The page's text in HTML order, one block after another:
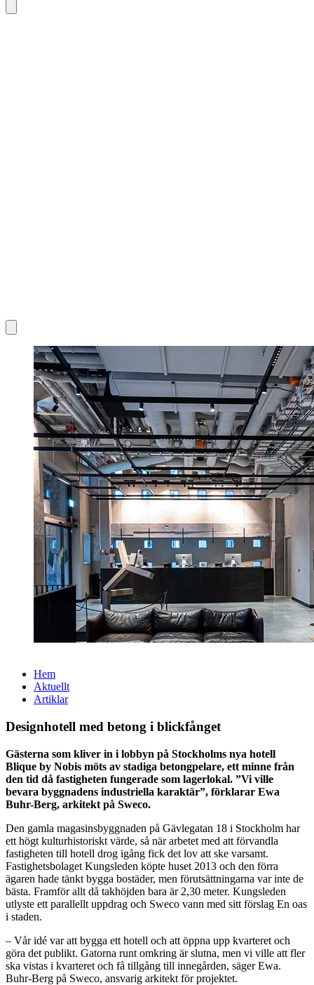
Hem
Aktuellt
Artiklar
Designhotell med betong i blickfånget
Gästerna som kliver in i lobbyn på Stockholms nya hotell
Blique by Nobis möts av stadiga betongpelare, ett minne från
den tid då fastigheten fungerade som lagerlokal. ”Vi ville
bevara byggnadens industriella karaktär”, förklarar Ewa
Buhr-Berg, arkitekt på Sweco.
Den gamla magasinsbyggnaden på Gävlegatan 18 i Stockholm har
ett högt kulturhistoriskt värde, så när arbetet med att förvandla
fastigheten till hotell drog igång fick det lov att ske varsamt.
Fastighetsbolaget Kungsleden köpte huset 2013 och den förra
ägaren hade tänkt bygga bostäder, men förutsättningarna var inte de
bästa. Framför allt då takhöjden bara är 2,30 meter. Kungsleden
utlyste ett parallellt uppdrag och Sweco vann med sitt förslag En oas
i staden.
– Vår idé var att bygga ett hotell och att öppna upp kvarteret och
göra det publikt. Gatorna runt omkring är slutna, men vi ville att fler
ska vistas i kvarteret och få tillgång till innegården, säger Ewa.
Buhr-Berg på Sweco, ansvarig arkitekt för projektet.